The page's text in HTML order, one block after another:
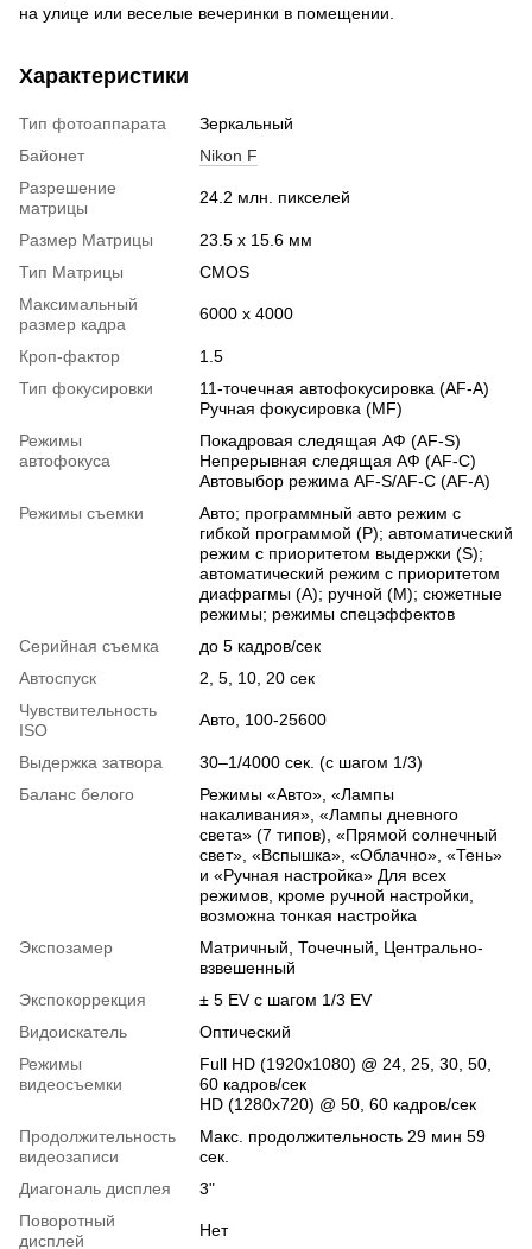
на улице или веселые вечеринки в помещении.
Характеристики
Тип фотоаппарата
Зеркальный
Байонет
Nikon F
Разрешение
матрицы
24.2 млн. пикселей
Размер Матрицы
23.5 x 15.6 мм
Тип Матрицы
CMOS
Максимальный
размер кадра
6000 x 4000
Кроп-фактор
1.5
Тип фокусировки
11-точечная автофокусировка (AF-A)
Ручная фокусировка (MF)
Режимы
автофокуса
Покадровая следящая АФ (AF-S)
Непрерывная следящая АФ (AF-C)
Автовыбор режима AF-S/AF-C (AF-A)
Режимы съемки
Авто; программный авто режим с
гибкой программой (P); автоматический
режим с приоритетом выдержки (S);
автоматический режим с приоритетом
диафрагмы (A); ручной (M); сюжетные
режимы; режимы спецэффектов
Серийная съемка
до 5 кадров/сек
Автоспуск
2, 5, 10, 20 сек
Чувствительность
ISO
Авто, 100-25600
Выдержка затвора
30–1/4000 сек. (с шагом 1/3)
Баланс белого
Режимы «Авто», «Лампы
накаливания», «Лампы дневного
света» (7 типов), «Прямой солнечный
свет», «Вспышка», «Облачно», «Тень»
и «Ручная настройка» Для всех
режимов, кроме ручной настройки,
возможна тонкая настройка
Экспозамер
Матричный, Точечный, Центрально-
взвешенный
Экспокоррекция
± 5 EV с шагом 1/3 EV
Видоискатель
Оптический
Режимы
видеосъемки
Full HD (1920x1080) @ 24, 25, 30, 50,
60 кадров/сек
HD (1280x720) @ 50, 60 кадров/сек
Продолжительность
видеозаписи
Макс. продолжительность 29 мин 59
сек.
Диагональ дисплея
3"
Поворотный
дисплей
Нет